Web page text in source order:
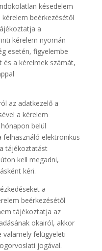
késedelem
beérkezésétől
a
kérelem nyomán
esetén, figyelembe
és a kérelmek számát,
az adatkezelő a
a kérelem
belül
elektronikus
tájékoztatást
kell megadni,
kéri.
a
beérkezésétől
tájékoztatja az
okairól, akkor
felügyeleti
jogával.